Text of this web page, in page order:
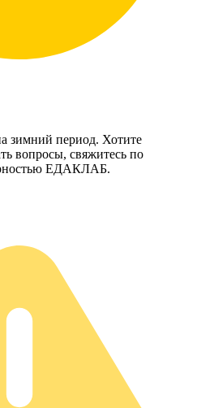
зимний период. Хотите
вопросы, свяжитесь по
ЕДАКЛАБ.